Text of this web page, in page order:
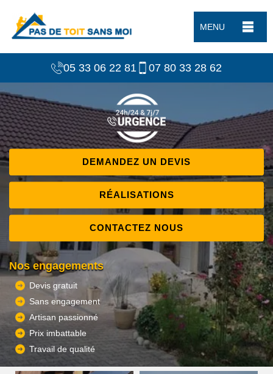
MENU
05 33 06 22 81 07 80 33 28 62
DEMANDEZ UN DEVIS
RÉALISATIONS
CONTACTEZ NOUS
Nos engagements
Devis gratuit
Sans engagement
Artisan passionné
Prix imbattable
Travail de qualité